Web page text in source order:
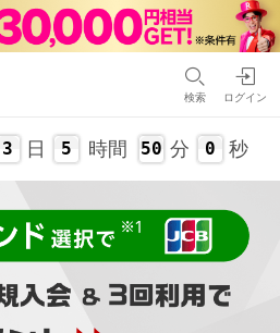
検索 ログイン
3 日 5 時間 49 分 59 秒